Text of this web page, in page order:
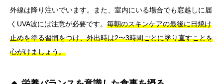
外線は降り注いでいます。また、室内にいる場合でも窓越しに届
くUVA波には注意が必要です。 毎朝のスキンケアの最後に日焼け
止めを塗る習慣をつけ、外出時は2〜3時間ごとに塗り直すことを
心がけましょう。